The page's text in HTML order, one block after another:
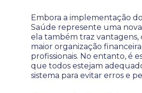
Embora a implementação
Saúde represente uma
ela também traz vantagens,
maior organização
profissionais. No entanto, é
que todos estejam
sistema para evitar erros e